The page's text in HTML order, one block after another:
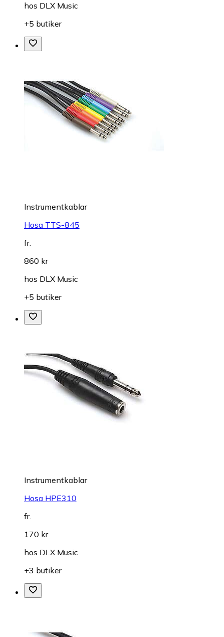
hos DLX Music
+5 butiker
Instrumentkablar
Hosa TTS-845
fr.
860 kr
hos DLX Music
+5 butiker
Instrumentkablar
Hosa HPE310
fr.
170 kr
hos DLX Music
+3 butiker